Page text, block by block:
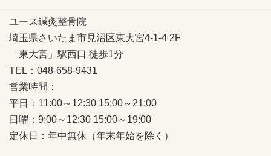
ユース鍼灸整骨院
埼玉県さいたま市見沼区東大宮4-1-4 2F
「東大宮」駅西口 徒歩1分
TEL：048-658-9431
営業時間：
平日：11:00～12:30 15:00～21:00
日曜：9:00～12:30 15:00～19:00
定休日：年中無休（年末年始を除く）